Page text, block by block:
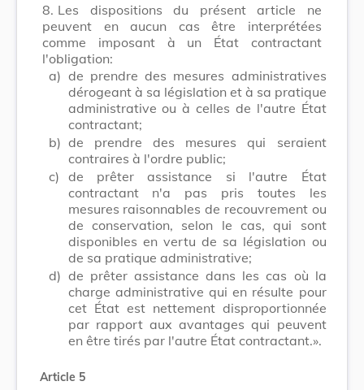
8. Les dispositions du présent article ne
peuvent en aucun cas être interprétées
comme imposant à un État contractant
l'obligation:
a) de prendre des mesures administratives
dérogeant à sa législation et à sa pratique
administrative ou à celles de l'autre État
contractant;
b) de prendre des mesures qui seraient
contraires à l'ordre public;
c) de prêter assistance si l'autre État
contractant n'a pas pris toutes les
mesures raisonnables de recouvrement ou
de conservation, selon le cas, qui sont
disponibles en vertu de sa législation ou
de sa pratique administrative;
d) de prêter assistance dans les cas où la
charge administrative qui en résulte pour
cet État est nettement disproportionnée
par rapport aux avantages qui peuvent
en être tirés par l'autre État contractant.».
Article 5